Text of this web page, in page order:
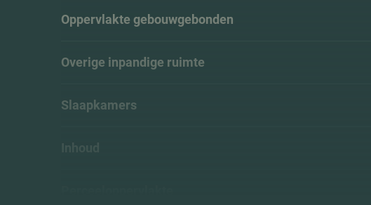
Oppervlakte gebouwgebonden
Overige inpandige ruimte
Slaapkamers